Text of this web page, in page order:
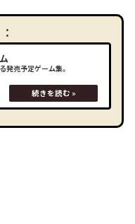
発売予定ゲーム集。